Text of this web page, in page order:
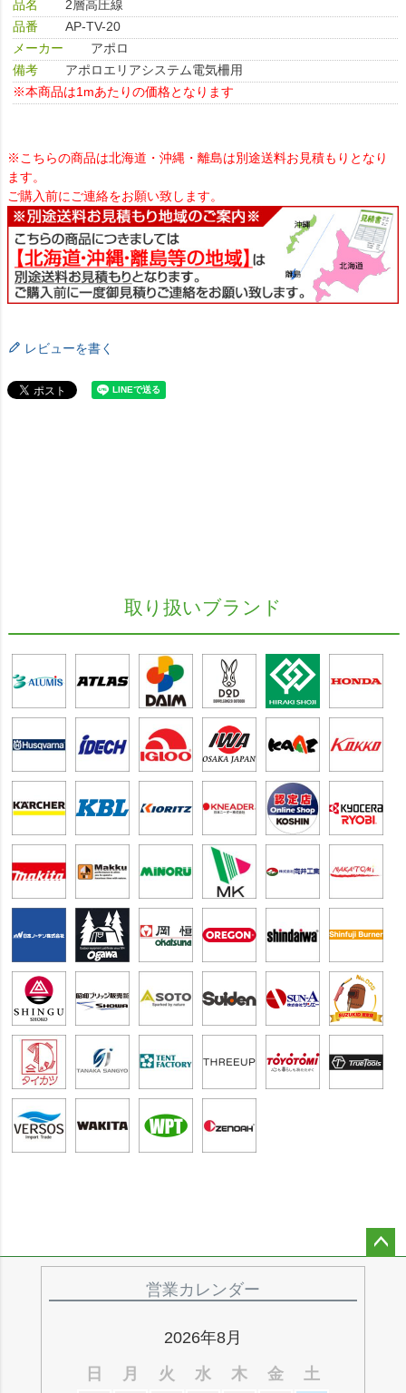
品名
2層高圧線
品番
AP-TV-20
メーカー
アポロ
備考
アポロエリアシステム電気柵用
※本商品は1mあたりの価格となります
※こちらの商品は北海道・沖縄・離島は別途送料お見積もりとなり
ます。
ご購入前にご連絡をお願い致します。
レビューを書く
取り扱いブランド
営業カレンダー
2026年8月
日
月 火 水 木 金 土